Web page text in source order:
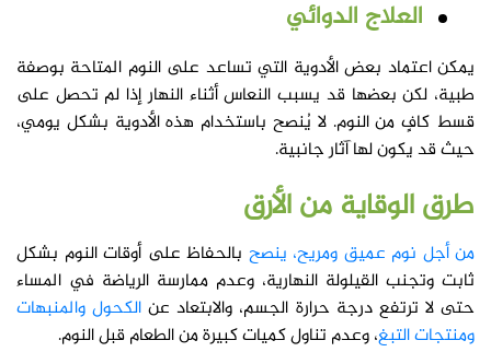
العلاج الدوائي
يمكن اعتماد بعض الأدوية التي تساعد على النوم المتاحة بوصفة
طبية، لكن بعضها قد يسبب النعاس أثناء النهار إذا لم تحصل على
قسط كافٍ من النوم. لا يُنصح باستخدام هذه الأدوية بشكل يومي،
حيث قد يكون لها آثار جانبية.
طرق الوقاية منالأرق
من أجل نوم عميق ومريح، ينصح بالحفاظ على أوقات النوم بشكل
ثابت وتجنب القيلولة النهارية، وعدم ممارسة الرياضة في المساء
حتى لا ترتفع درجة حرارة الجسم، والابتعاد عنالكحول والمنبهات
ومنتجات التبغ، وعدم تناول كميات كبيرة من الطعام قبل النوم.